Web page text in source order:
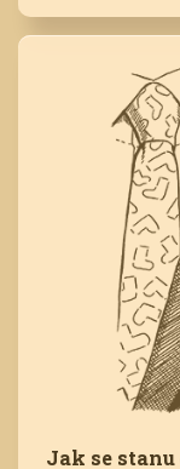
Jak se